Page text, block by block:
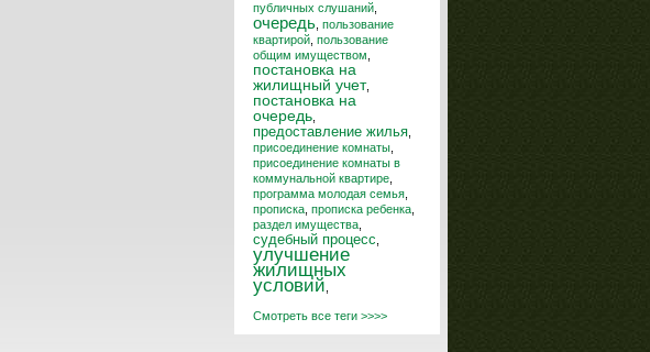
публичных слушаний
очередь пользование
квартирой пользование
общим имуществом
постановка на
жилищный учет,
постановка на
очередь
предоставление жилья
присоединение комнаты
присоединение комнаты в
коммунальной квартире
программа молодая семья
прописка прописка ребенка
раздел имущества
судебный процесс
улучшение
жилищных
условий
Смотреть все теги >>>>